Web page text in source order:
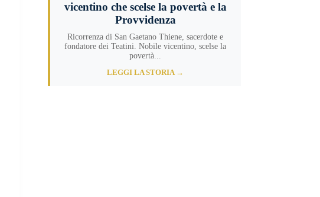
vicentino che scelse la povertà e la
Provvidenza
Ricorrenza di San Gaetano Thiene, sacerdote e
fondatore dei Teatini. Nobile vicentino, scelse la
povertà...
LEGGI LA STORIA →